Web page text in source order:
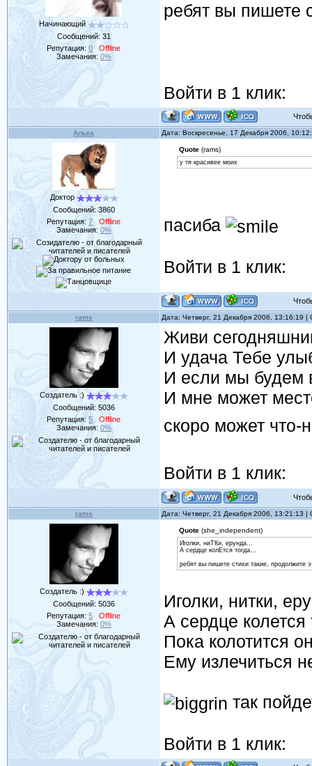
Начинающий
Сообщений: 31
Репутация:0
Offline
Замечания: 0%
ребят вы пишете
Войти в 1 клик:
Алька Дата: Воскресенье, 17 Декабря 2006,
Доктор
Сообщений: 3860
Репутация:7
Offline
Замечания: 0%
Quote(rams)
у тя красивее моих
пасиба
Войти в 1 клик:
rams Дата: Четверг, 21 Декабря 2006, 13:16:19
Создатель :)
Сообщений: 5036
Репутация:5
Offline
Замечания: 0%
Живи
И удача Тебе
И если мы будем
И мне может
скоро может что-
Войти в 1 клик:
rams Дата: Четверг, 21 Декабря 2006, 13:21:13
Создатель :)
Сообщений: 5036
Репутация:5
Offline
Замечания: 0%
Quote(she_independent)
Иголки, ниТКи, ерунда...
А сердце колЕтся тогда...
ребят вы пишете стихи такие, продолжите
Иголки, нитки,
А сердце колется
Пока колотится
Ему излечиться
так
Войти в 1 клик: